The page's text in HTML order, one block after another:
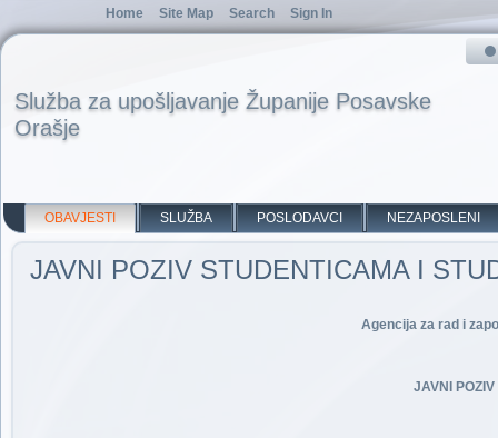
Služba za upošljavanje Županije Posavske
Orašje
OBAVJESTI SLUŽBA POSLODAVCI NEZAPOSLENI
JAVNI POZIV STUDENTICAMA I
Agencija za rad i
JAVNI
Home Site Map Search Sign In